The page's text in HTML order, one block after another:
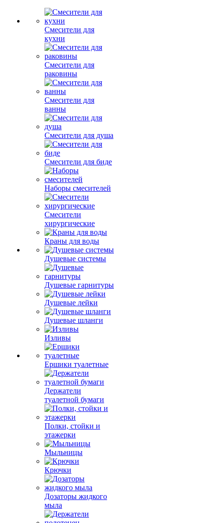
Смесители для
кухни
Смесители для
раковины
Смесители для
ванны
Смесители для душа
Смесители для биде
Наборы смесителей
Смесители
хирургические
Краны для воды
Душевые системы
Душевые гарнитуры
Душевые лейки
Душевые шланги
Изливы
Ершики туалетные
Держатели
туалетной бумаги
Полки, стойки и
этажерки
Мыльницы
Крючки
Дозаторы жидкого
мыла